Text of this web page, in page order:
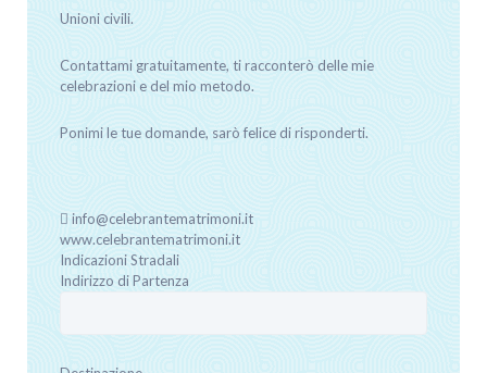
Unioni civili.
Contattami gratuitamente, ti racconterò delle mie
celebrazioni e del mio metodo.
Ponimi le tue domande, sarò felice di risponderti.
info@celebrantematrimoni.it
www.celebrantematrimoni.it
Indicazioni Stradali
Indirizzo di Partenza